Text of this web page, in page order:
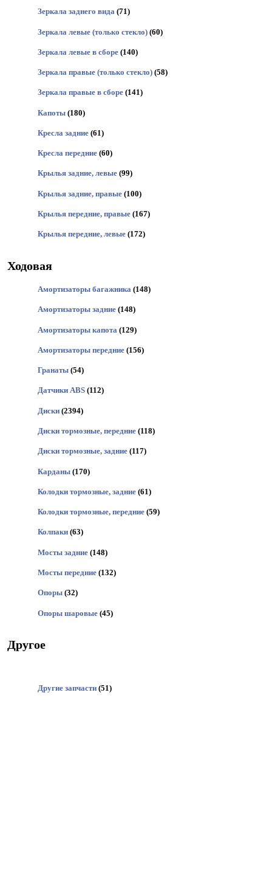
Зеркала заднего вида (71)
Зеркала левые (только стекло) (60)
Зеркала левые в сборе (140)
Зеркала правые (только стекло) (58)
Зеркала правые в сборе (141)
Капоты (180)
Кресла задние (61)
Кресла передние (60)
Крылья задние, левые (99)
Крылья задние, правые (100)
Крылья передние, правые (167)
Крылья передние, левые (172)
Ходовая
Амортизаторы багажника (148)
Амортизаторы задние (148)
Амортизаторы капота (129)
Амортизаторы передние (156)
Гранаты (54)
Датчики ABS (112)
Диски (2394)
Диски тормозные, передние (118)
Диски тормозные, задние (117)
Карданы (170)
Колодки тормозные, задние (61)
Колодки тормозные, передние (59)
Колпаки (63)
Мосты задние (148)
Мосты передние (132)
Опоры (32)
Опоры шаровые (45)
Другое
Другие запчасти (51)